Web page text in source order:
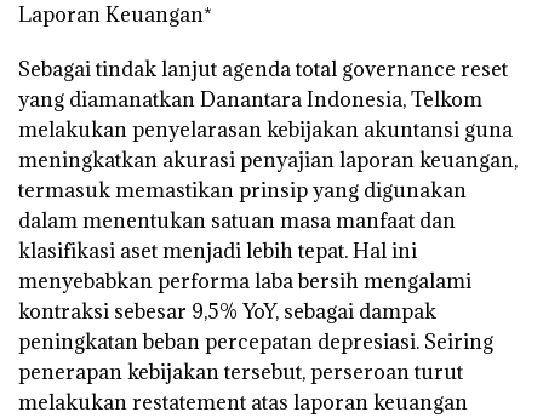
Laporan Keuangan*
Sebagai tindak lanjut agenda total governance reset
yang diamanatkan Danantara Indonesia, Telkom
melakukan penyelarasan kebijakan akuntansi guna
meningkatkan akurasi penyajian laporan keuangan,
termasuk memastikan prinsip yang digunakan
dalam menentukan satuan masa manfaat dan
klasifikasi aset menjadi lebih tepat. Hal ini
menyebabkan performa laba bersih mengalami
kontraksi sebesar 9,5% YoY, sebagai dampak
peningkatan beban percepatan depresiasi. Seiring
penerapan kebijakan tersebut, perseroan turut
melakukan restatement atas laporan keuangan